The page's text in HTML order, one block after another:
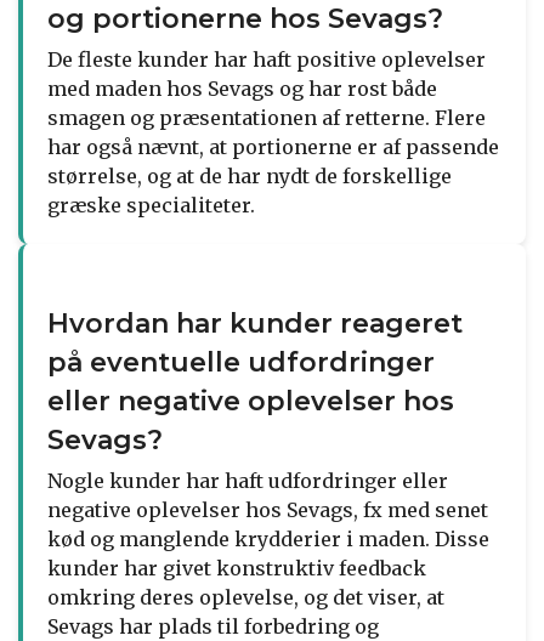
og portionerne hos Sevags?
De fleste kunder har haft positive oplevelser
med maden hos Sevags og har rost både
smagen og præsentationen af retterne. Flere
har også nævnt, at portionerne er af passende
størrelse, og at de har nydt de forskellige
græske specialiteter.
Hvordan har kunder reageret
på eventuelle udfordringer
eller negative oplevelser hos
Sevags?
Nogle kunder har haft udfordringer eller
negative oplevelser hos Sevags, fx med senet
kød og manglende krydderier i maden. Disse
kunder har givet konstruktiv feedback
omkring deres oplevelse, og det viser, at
Sevags har plads til forbedring og